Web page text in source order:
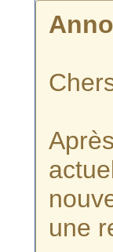
une